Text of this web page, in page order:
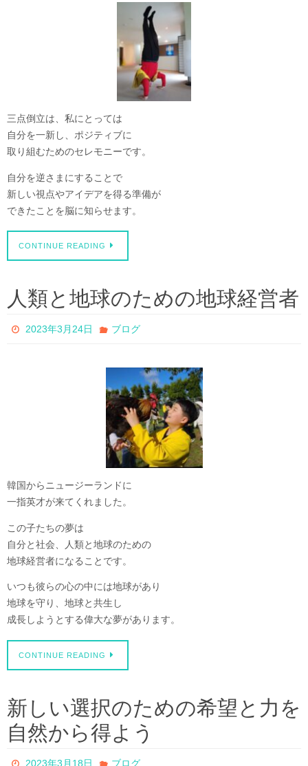
三点倒立は、私にとっては
自分を一新し、ポジティブに
取り組むためのセレモニーです。
自分を逆さまにすることで
新しい視点やアイデアを得る準備が
できたことを脳に知らせます。
CONTINUE READING
人類と地球のための地球経営者
2023年3月24日 ブログ
韓国からニュージーランドに
一指英才が来てくれました。
この子たちの夢は
自分と社会、人類と地球のための
地球経営者になることです。
いつも彼らの心の中には地球があり
地球を守り、地球と共生し
成長しようとする偉大な夢があります。
CONTINUE READING
新しい選択のための希望と力を
自然から得よう
2023年3月18日 ブログ